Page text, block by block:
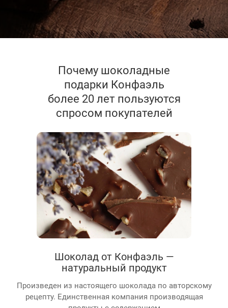
Почему шоколадные
подарки Конфаэль
более 20 лет пользуются
спросом покупателей
Шоколад от Конфаэль —
натуральный продукт
Произведен из настоящего шоколада по авторскому
рецепту. Единственная компания производящая